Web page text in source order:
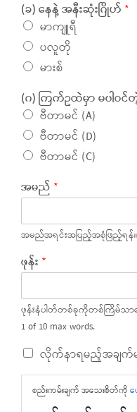
(ခ) နေနဲ့ အနီးဆုံးဂြိုဟ် *
မာကျူရီ
ပလူတို
မားစ်
(ဂ) ကြက်ဥထဲမှာ မပါဝ
ဗီတာမင် (A)
ဗီတာမင် (D)
ဗီတာမင် (C)
အမည် *
အမည်အရင်းအပြည့်အစုံဖြည့်ရန်။
ဖုန်း *
ဖုန်းနံပါတ်တစ်ခုကိုတစ်ကြိမ်သာဖ
1 of 10 max words.
လိုက်နာရမည့်အချက်
စည်းကမ်းချက် အသေးစိတ်ကို ဖ